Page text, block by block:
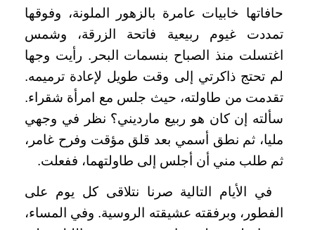
حافاتها خابيات عامرة بالزهور الملونة، وفوقها
تمددت غيوم ربيعية فاتحة الزرقة، وشمس
اغتسلت منذ الصباح بنسمات البحر. رأيت وجها
لم تحتج ذاكرتي إلى وقت طويل لإعادة ترميمه.
تقدمت من طاولته، حيث جلس مع امرأة شقراء.
سألته إن كان هو ربيع مارديني؟ نظر في وجهي
مليا، ثم نطق أسمي بعد قلق مؤقت وفرح غامر،
ثم طلب مني أن أجلس إلى طاولتهما، ففعلت.
في الأيام التالية صرنا نتلاقى كل يوم على
الفطور، وبرفقته عشيقته الروسية. وفي المساء،